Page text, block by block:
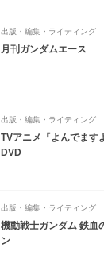
出版・編集・ライティング
月刊ガンダムエース
出版・編集・ライティング
TVアニメ『よんでます
DVD
出版・編集・ライティング
機動戦士ガンダム 鉄血
ン